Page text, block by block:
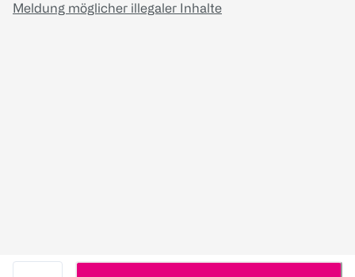
Meldung möglicher illegaler Inhalte